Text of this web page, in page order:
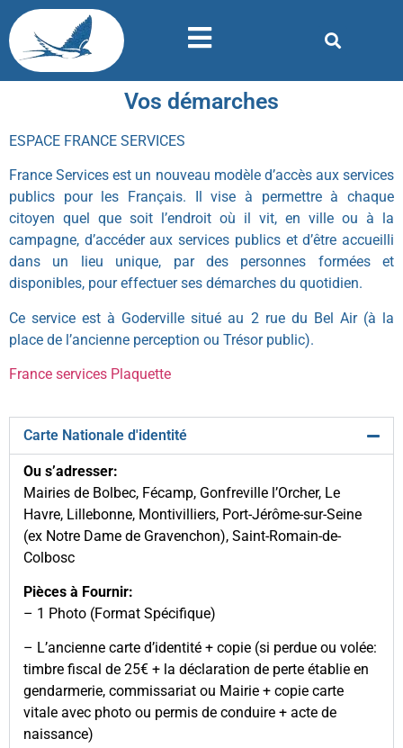
Vos démarches
ESPACE FRANCE SERVICES
France Services est un nouveau modèle d’accès aux services
publics pour les Français. Il vise à permettre à chaque
citoyen quel que soit l’endroit où il vit, en ville ou à la
campagne, d’accéder aux services publics et d’être accueilli
dans un lieu unique, par des personnes formées et
disponibles, pour effectuer ses démarches du quotidien.
Ce service est à Goderville situé au 2 rue du Bel Air (à la
place de l’ancienne perception ou Trésor public).
France services Plaquette
Carte Nationale d'identité
Ou s’adresser:
Mairies de Bolbec, Fécamp, Gonfreville l’Orcher, Le
Havre, Lillebonne, Montivilliers, Port-Jérôme-sur-Seine
(ex Notre Dame de Gravenchon), Saint-Romain-de-
Colbosc
Pièces à Fournir:
– 1 Photo (Format Spécifique)
– L’ancienne carte d’identité + copie (si perdue ou volée:
timbre fiscal de 25€ + la déclaration de perte établie en
gendarmerie, commissariat ou Mairie + copie carte
vitale avec photo ou permis de conduire + acte de
naissance)